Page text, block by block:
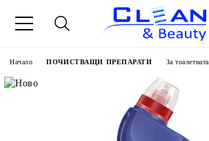
Начало ПОЧИСТВАЩИ ПРЕПАРАТИ За тоалетната